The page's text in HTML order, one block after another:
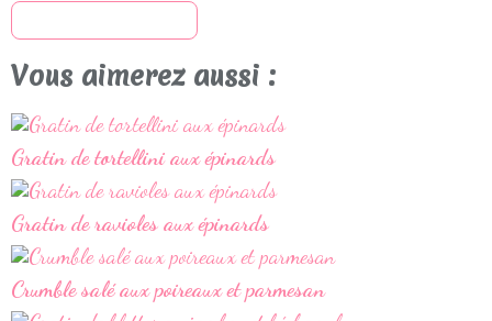
Vous aimerez aussi :
Gratin de tortellini aux épinards
Gratin de ravioles aux épinards
Crumble salé aux poireaux et parmesan